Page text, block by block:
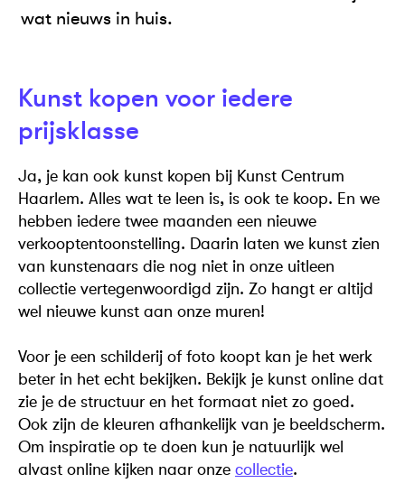
wat nieuws in huis.
Kunst kopen voor iedere
prijsklasse
Ja, je kan ook kunst kopen bij Kunst Centrum
Haarlem. Alles wat te leen is, is ook te koop. En we
hebben iedere twee maanden een nieuwe
verkooptentoonstelling. Daarin laten we kunst zien
van kunstenaars die nog niet in onze uitleen
collectie vertegenwoordigd zijn. Zo hangt er altijd
wel nieuwe kunst aan onze muren!
Voor je een schilderij of foto koopt kan je het werk
beter in het echt bekijken. Bekijk je kunst online dat
zie je de structuur en het formaat niet zo goed.
Ook zijn de kleuren afhankelijk van je beeldscherm.
Om inspiratie op te doen kun je natuurlijk wel
alvast online kijken naar onze collectie.